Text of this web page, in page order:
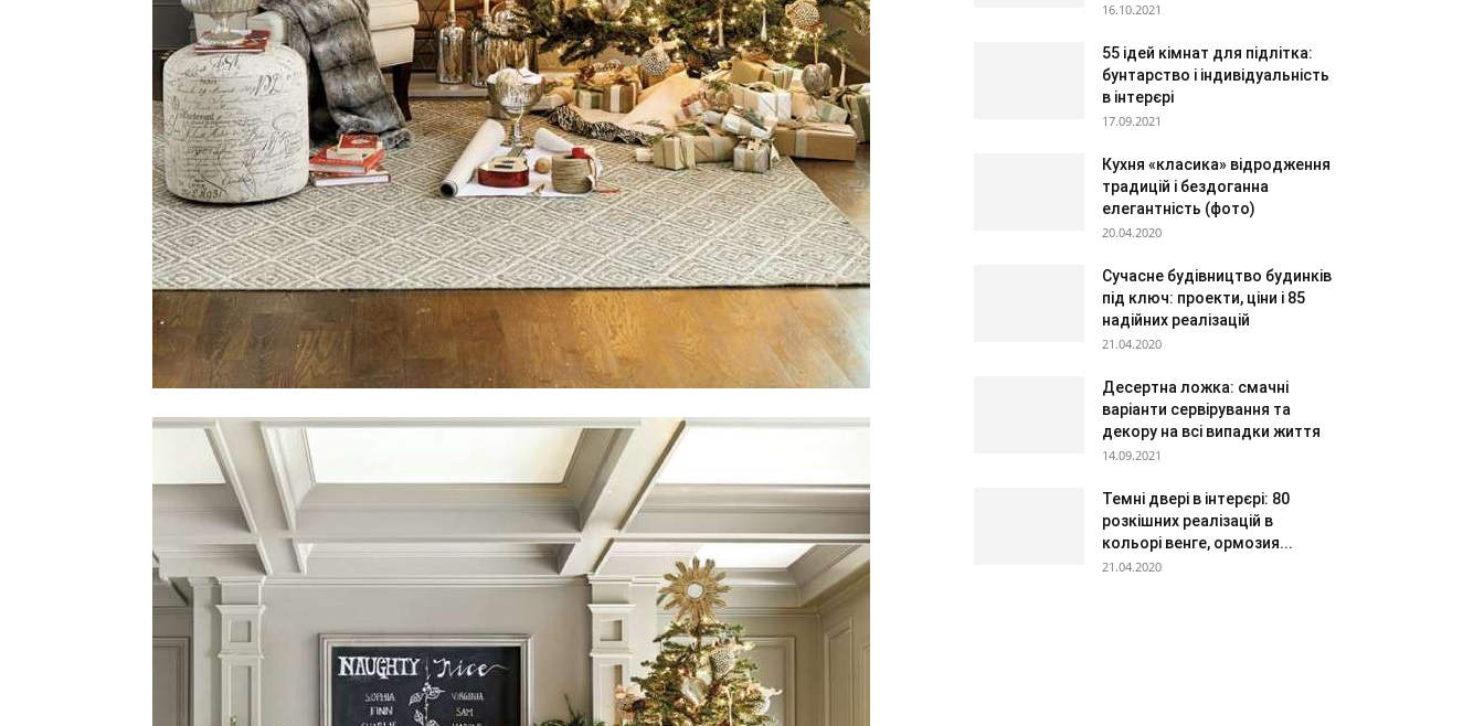
16.10.2021
55 ідей кімнат для підлітка:
бунтарство і індивідуальність
в інтерєрі
17.09.2021
Кухня «класика» відродження
традицій і бездоганна
елегантність (фото)
20.04.2020
Сучасне будівництво будинків
під ключ: проекти, ціни і 85
надійних реалізацій
21.04.2020
Десертна ложка: смачні
варіанти сервірування та
декору на всі випадки життя
14.09.2021
Темні двері в інтерєрі: 80
розкішних реалізацій в
кольорі венге, ормозия...
21.04.2020